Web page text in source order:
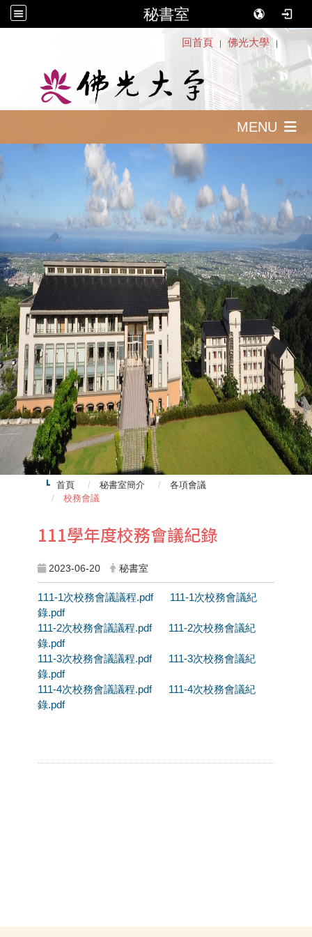
秘書室
回首頁 ｜ 佛光大學 ｜
MENU
首頁 秘書室簡介
各項會議
校務會議
111學年度校務會議紀錄
2023-06-20 秘書室
111-1次校務會議議程.pdf
111-1次校務會議紀
錄.pdf
111-2次校務會議議程.pdf
111-2次校務會議紀
錄.pdf
111-3次校務會議議程.pdf
111-3次校務會議紀
錄.pdf
111-4次校務會議議程.pdf
111-4次校務會議紀
錄.pdf